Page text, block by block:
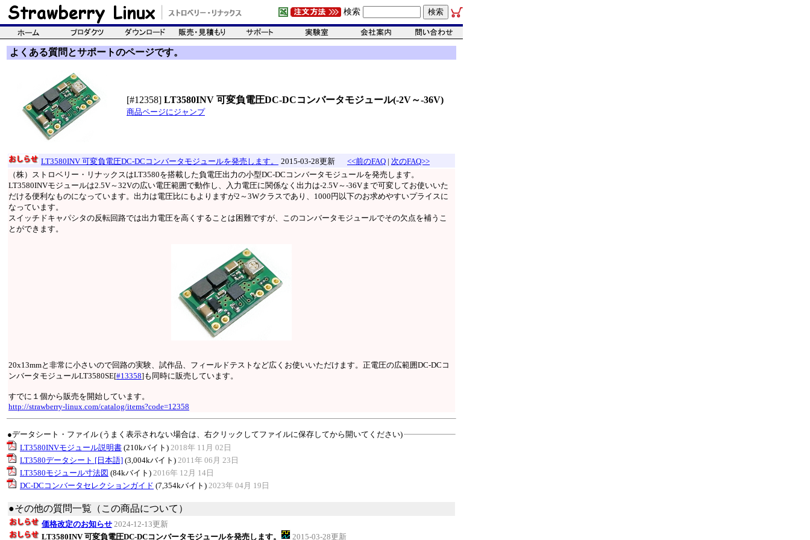
検索
よくある質問とサポートのページです。
[#12358] LT3580INV 可変負電圧DC-DCコンバータモジュール(-2V～-36V)
商品ページにジャンプ
LT3580INV 可変負電圧DC-DCコンバータモジュールを発売します。 2015-03-28更新 <<前のFAQ | 次のFAQ>>
（株）ストロベリー・リナックスはLT3580を搭載した負電圧出力の小型DC-DCコンバータモジュールを発売します。
LT3580INVモジュールは2.5V～32Vの広い電圧範囲で動作し、入力電圧に関係なく出力は-2.5V～-36Vまで可変してお使いいた
だける便利なものになっています。出力は電圧比にもよりますが2～3Wクラスであり、1000円以下のお求めやすいプライスに
なっています。
スイッチドキャパシタの反転回路では出力電圧を高くすることは困難ですが、このコンバータモジュールでその欠点を補うこ
とができます。
20x13mmと非常に小さいので回路の実験、試作品、フィールドテストなど広くお使いいただけます。正電圧の広範囲DC-DCコ
ンバータモジュールLT3580SE[#13358]も同時に販売しています。
すでに１個から販売を開始しています。
http://strawberry-linux.com/catalog/items?code=12358
●データシート・ファイル (うまく表示されない場合は、右クリックしてファイルに保存してから開いてください)
LT3580INVモジュール説明書 (210kバイト) 2018年 11月 02日
LT3580データシート [日本語] (3,004kバイト) 2011年 06月 23日
LT3580モジュール寸法図 (84kバイト) 2016年 12月 14日
DC-DCコンバータセレクションガイド (7,354kバイト) 2023年 04月 19日
●その他の質問一覧（この商品について）
価格改定のお知らせ 2024-12-13更新
LT3580INV 可変負電圧DC-DCコンバータモジュールを発売します。
2015-03-28更新